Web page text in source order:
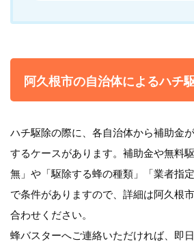
阿久根市の自治体によるハチ
ハチ駆除の際に、各自治体から補助金
するケースがあります。補助金や無料
無」や「駆除する蜂の種類」「業者指
で条件がありますので、詳細は阿久根
合わせください。
蜂バスターへご連絡いただければ、即